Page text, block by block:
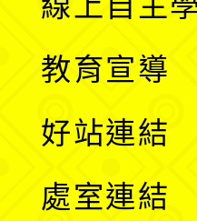
教育宣導
好站連結
處室連結